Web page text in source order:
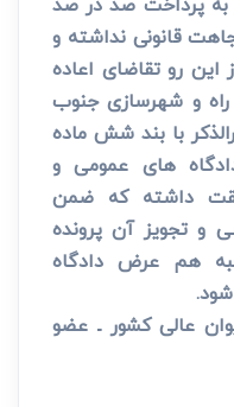
قانونی نداشته و
رو تقاضای اعاده
و شهرسازی جنوب
با بند شش ماده
دادگاه های عمومی و
داشته که ضمن
و تجویز آن پرونده
هم عرض دادگاه
عالی کشور ـ عضو